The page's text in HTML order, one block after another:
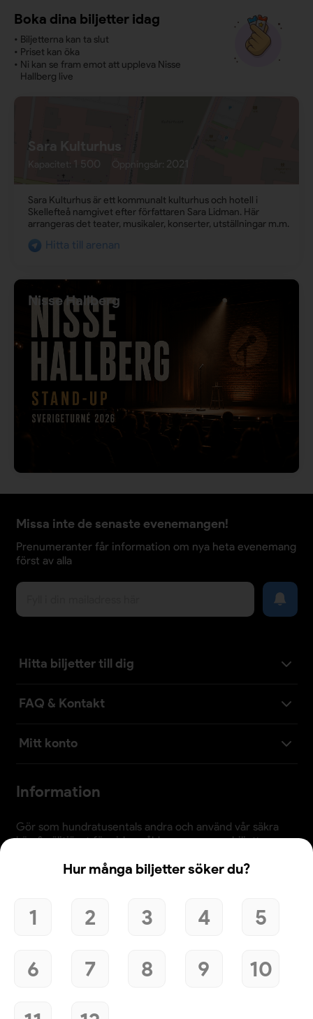
Hur många biljetter söker du?
1 2 3 4
5
6
7 8 9
10
Boka dina biljetter idag
• Biljetterna kan ta slut
• Priset kan öka
• Ni kan se fram emot att uppleva Nisse
Hallberg live
Sara Kulturhus
Kapacitet: 1 500 Öppningsår: 2021
Sara Kulturhus är ett kommunalt kulturhus och hotell i
Skellefteå namgivet efter författaren Sara Lidman. Här
arrangeras det teater, musikaler, konserter, utställningar m.m.
Hitta till arenan
Nisse Hallberg
Missa inte de senaste evenemangen!
Prenumeranter får information om nya heta evenemang
först av alla
Hitta biljetter till dig
FAQ & Kontakt
Mitt konto
Information
Gör som hundratusentals andra och använd vår säkra
köp & säljtjänst för vidaresålda evenemangsbiljetter.
skilja sig från biljetternas nominella värde. Det är alltid
Användande av denna webbplats bekräftar godkännande
av webbplatsens
köpvillkor integritetspolicyoch